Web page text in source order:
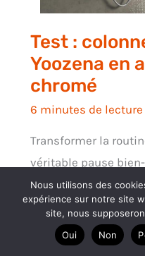
Test :
Yoozena en
chromé
6 minutes de lecture
Transformer la
véritable pause
que vous
Nous utilisons des
expérience sur notre site
site, nous
Oui
Non